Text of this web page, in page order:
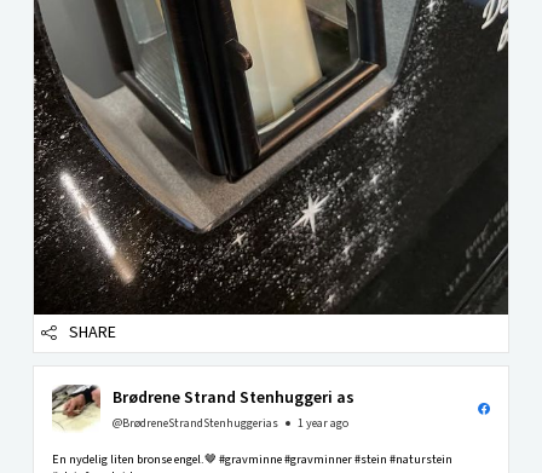
SHARE
Brødrene Strand Stenhuggeri as
@BrødreneStrandStenhuggerias 1 year ago
En nydelig liten bronse engel.🤎 #gravminne #gravminner #stein #naturstein